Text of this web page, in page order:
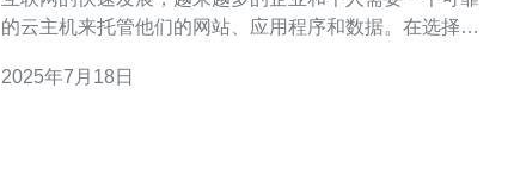
的云主机来托管他们的网站、应用程序和数据。在选择云
云主机正是专为您提供高性能和稳定性而设计的理想选
2025年7月18日